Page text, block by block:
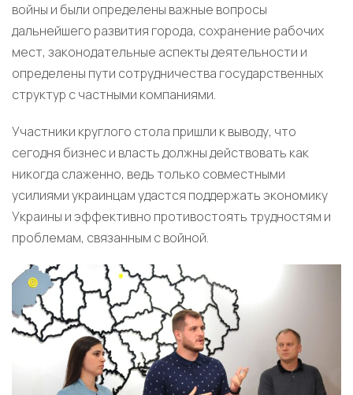
войны и были определены важные вопросы
дальнейшего развития города, сохранение рабочих
мест, законодательные аспекты деятельности и
определены пути сотрудничества государственных
структур с частными компаниями.
Участники круглого стола пришли к выводу, что
сегодня бизнес и власть должны действовать как
никогда слаженно, ведь только совместными
усилиями украинцам удастся поддержать экономику
Украины и эффективно противостоять трудностям и
проблемам, связанным с войной.